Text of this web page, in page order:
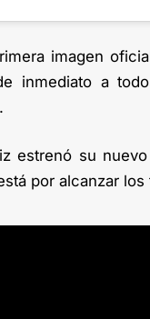
imagen
inmediato a
estrenó su
por alcanzar